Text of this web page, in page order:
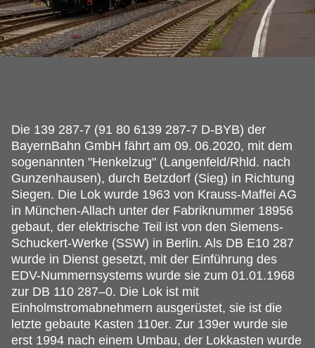
Die 139 287-7 (91 80 6139 287-7 D-BYB) der
BayernBahn GmbH fährt am 09. 06.2020, mit dem
sogenannten "Henkelzug" (Langenfeld/Rhld. nach
Gunzenhausen), durch Betzdorf (Sieg) in Richtung
Siegen. Die Lok wurde 1963 von Krauss-Maffei AG
in München-Allach unter der Fabriknummer 18956
gebaut, der elektrische Teil ist von den Siemens-
Schuckert-Werke (SSW) in Berlin. Als DB E10 287
wurde in Dienst gesetzt, mit der Einführung des
EDV-Nummernsystems wurde sie zum 01.01.1968
zur DB 110 287–0. Die Lok ist mit
Einholmstromabnehmern ausgerüstet, sie ist die
letzte gebaute Kasten 110er. Zur 139er wurde sie
erst 1994 nach einem Umbau, der Lokkasten wurde